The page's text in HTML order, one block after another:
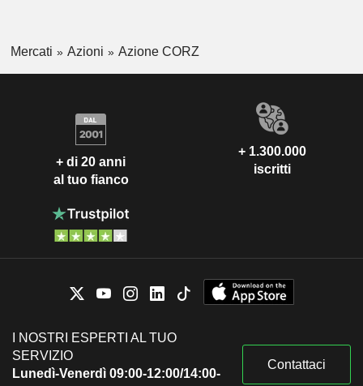
Mercati Azioni Azione CORZ
+ di 20 anni
al tuo fianco
+ 1.300.000
iscritti
I NOSTRI ESPERTI AL TUO
SERVIZIO
Lunedì-Venerdì 09:00-12:00/14:00-
Contattaci